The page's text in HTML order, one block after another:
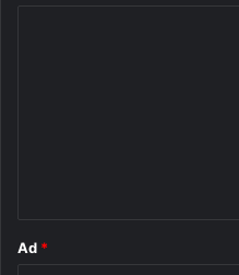
Ad *